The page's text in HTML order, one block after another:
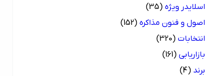
اسلایدر ویژه (35)
اصول و فنون مذاکره (152)
انتخابات (320)
بازاریابی (161)
(4)